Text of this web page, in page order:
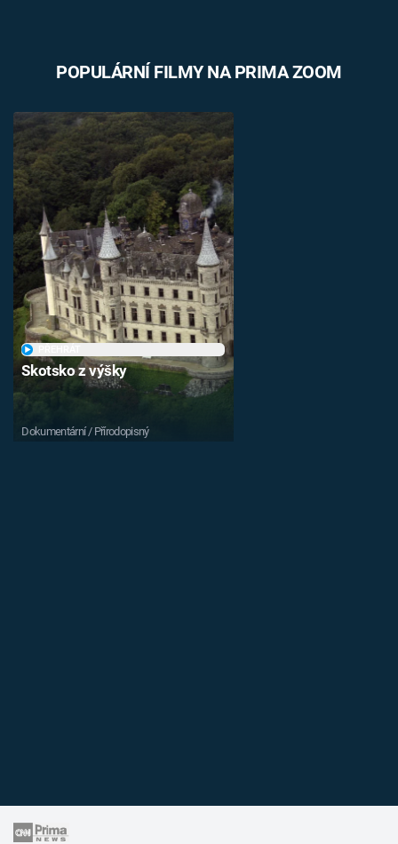
POPULÁRNÍ FILMY NA PRIMA ZOOM
Skotsko z výšky
Dokumentární / Přírodopisný